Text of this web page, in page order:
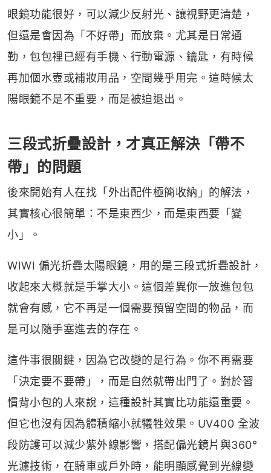
眼鏡功能很好，可以減少反射光、讓視野更清楚，
但還是會因為「不好帶」而放棄。尤其是日常通
勤，包包裡已經有手機、行動電源、鑰匙，有時候
再加個水壺或補妝用品，空間幾乎用完。這時候太
陽眼鏡不是不重要，而是被迫退出。
三段式折疊設計，才真正解決「帶不
帶」的問題
後來開始有人在找「外出配件極簡收納」的解法，
其實核心很簡單：不是東西少，而是東西要「變
小」。
WIWI 偏光折疊太陽眼鏡，用的是三段式折疊設計，
收起來大概就是手掌大小。這個差異你一放進包包
就會有感，它不再是一個需要預留空間的物品，而
是可以隨手塞進去的存在。
這件事很關鍵，因為它改變的是行為。你不再需要
「決定要不要帶」，而是自然就帶出門了。對於習
慣背小包的人來說，這種設計其實比功能還重要。
但它也沒有因為體積縮小就犧牲效果。UV400 全波
段防護可以減少紫外線影響，搭配偏光鏡片與360°
光濾技術，在騎車或戶外時，能明顯感覺到光線變